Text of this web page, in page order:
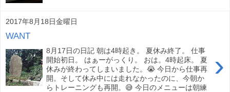
2017年8月18日金曜日
WANT
›
8月17日の日記 朝は4時起き。 夏休み終了。 仕事
開始初日。 はぁーがっくり。 おは。4時起床。 夏
休みが終わってしまいました。😭 今日から仕事再
開。そして休み中には走れなかったのに、今朝か
らトレーニングも再開。😅 今日のメニューは朝練